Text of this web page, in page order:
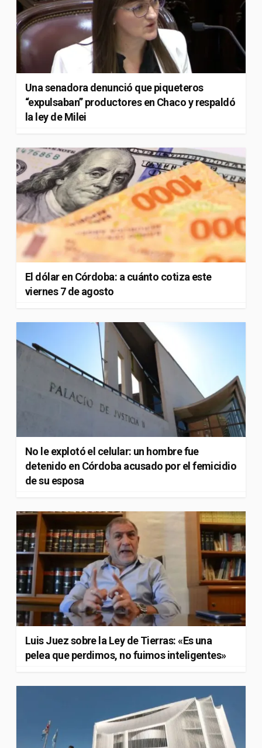
Una senadora denunció que piqueteros
“expulsaban” productores en Chaco y respaldó
la ley de Milei
El dólar en Córdoba: a cuánto cotiza este
viernes 7 de agosto
No le explotó el celular: un hombre fue
detenido en Córdoba acusado por el femicidio
de su esposa
Luis Juez sobre la Ley de Tierras: «Es una
pelea que perdimos, no fuimos inteligentes»